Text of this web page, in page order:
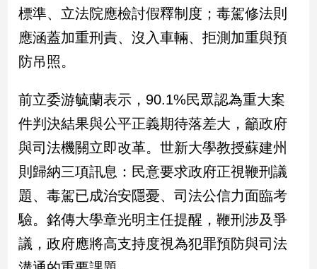
南
台
灣
觀
娛
樂
樂
星
聞
流
行/
標準、立法院應檢討假釋制度；毒駕修法則
應涵蓋加重刑責、沒入車輛、拒測加重與預
防吊照。
前立委游毓蘭表示，90.1%民眾認為重大案
件判決結果與公平正義期待落差大，籲政府
與司法機關立即改革。世新大學教授蘇建州
則歸納三項訊息：民意要求政府正視鞭刑議
題、毒駕已成治安隱憂、司法公信力面臨考
驗。銘傳大學章光明主任提醒，鞭刑涉及爭
議，政府應將高支持度視為犯罪預防與司法